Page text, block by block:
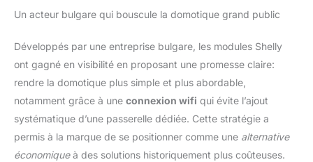
Un acteur bulgare qui bouscule la domotique grand public
Développés par une entreprise bulgare, les modules Shelly
ont gagné en visibilité en proposant une promesse claire:
rendre la domotique plus simple et plus abordable,
notamment grâce à une connexion wifi qui évite l’ajout
systématique d’une passerelle dédiée. Cette stratégie a
permis à la marque de se positionner comme une alternative
économiqueà des solutions historiquement plus coûteuses.